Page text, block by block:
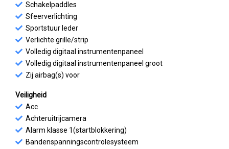
Schakelpaddles
Sfeerverlichting
Sportstuur leder
Verlichte grille/strip
Volledig digitaal instrumentenpaneel
Volledig digitaal instrumentenpaneel groot
Zij airbag(s) voor
Veiligheid
Acc
Achteruitrijcamera
Alarm klasse 1(startblokkering)
Bandenspanningscontrolesysteem